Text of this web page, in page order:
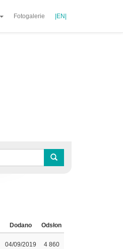
Fotogalerie |EN|
Dodano Odsłon
04/09/2019 4 860